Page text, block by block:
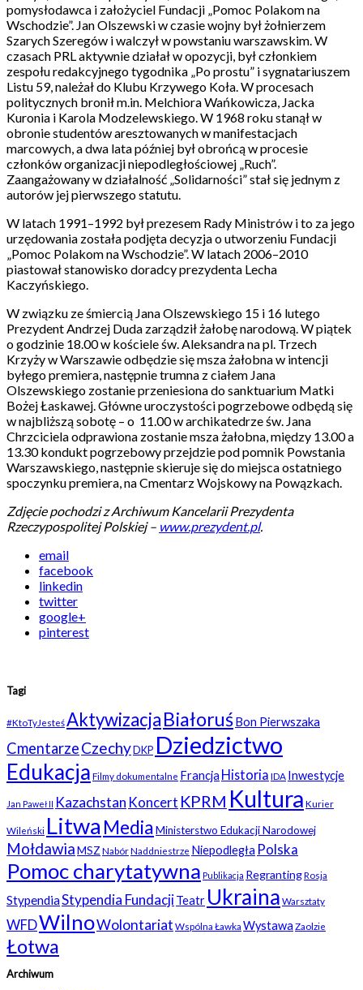
pomysłodawca i założyciel Fundacji „Pomoc Polakom na
Wschodzie”. Jan Olszewski w czasie wojny był żołnierzem
Szarych Szeregów i walczył w powstaniu warszawskim. W
czasach PRL aktywnie działał w opozycji, był członkiem
zespołu redakcyjnego tygodnika „Po prostu” i sygnatariuszem
Listu 59, należał do Klubu Krzywego Koła. W procesach
politycznych bronił m.in. Melchiora Wańkowicza, Jacka
Kuronia i Karola Modzelewskiego. W 1968 roku stanął w
obronie studentów aresztowanych w manifestacjach
marcowych, a dwa lata później był obrońcą w procesie
członków organizacji niepodległościowej „Ruch”.
Zaangażowany w działalność „Solidarności” stał się jednym z
autorów jej pierwszego statutu.
W latach 1991–1992 był prezesem Rady Ministrów i to za jego
urzędowania została podjęta decyzja o utworzeniu Fundacji
„Pomoc Polakom na Wschodzie”. W latach 2006–2010
piastował stanowisko doradcy prezydenta Lecha
Kaczyńskiego.
W związku ze śmiercią Jana Olszewskiego 15 i 16 lutego
Prezydent Andrzej Duda zarządził żałobę narodową. W piątek
o godzinie 18.00 w kościele św. Aleksandra na pl. Trzech
Krzyży w Warszawie odbędzie się msza żałobna w intencji
byłego premiera, następnie trumna z ciałem Jana
Olszewskiego zostanie przeniesiona do sanktuarium Matki
Bożej Łaskawej. Główne uroczystości pogrzebowe odbędą się
w najbliższą sobotę – o 11.00 w archikatedrze św. Jana
Chrzciciela odprawiona zostanie msza żałobna, między 13.00 a
13.30 kondukt pogrzebowy przejdzie pod pomnik Powstania
Warszawskiego, następnie skieruje się do miejsca ostatniego
spoczynku premiera, na Cmentarz Wojskowy na Powązkach.
Zdjęcie pochodzi z Archiwum Kancelarii Prezydenta
Rzeczypospolitej Polskiej – www.prezydent.pl.
email
facebook
linkedin
twitter
google+
pinterest
Tagi
#KtoTyJesteśAktywizacjaBiałoruśBon Pierwszaka
CmentarzeCzechyDKP Dziedzictwo
Edukacja Filmy dokumentalne Francja Historia IDA Inwestycje
Jan Paweł II Kazachstan Koncert KPRM Kultura Kurier
Wileński Litwa MediaMinisterstwo Edukacji Narodowej
MołdawiaMSZ NabórNaddniestrze Niepodległa Polska
Pomoc charytatywna Publikacja RegrantingRosja
StypendiaStypendia FundacjiTeatr Ukraina Warsztaty
WFDWilnoWolontariat Wspólna Ławka Wystawa Zaolzie
Łotwa
Archiwum